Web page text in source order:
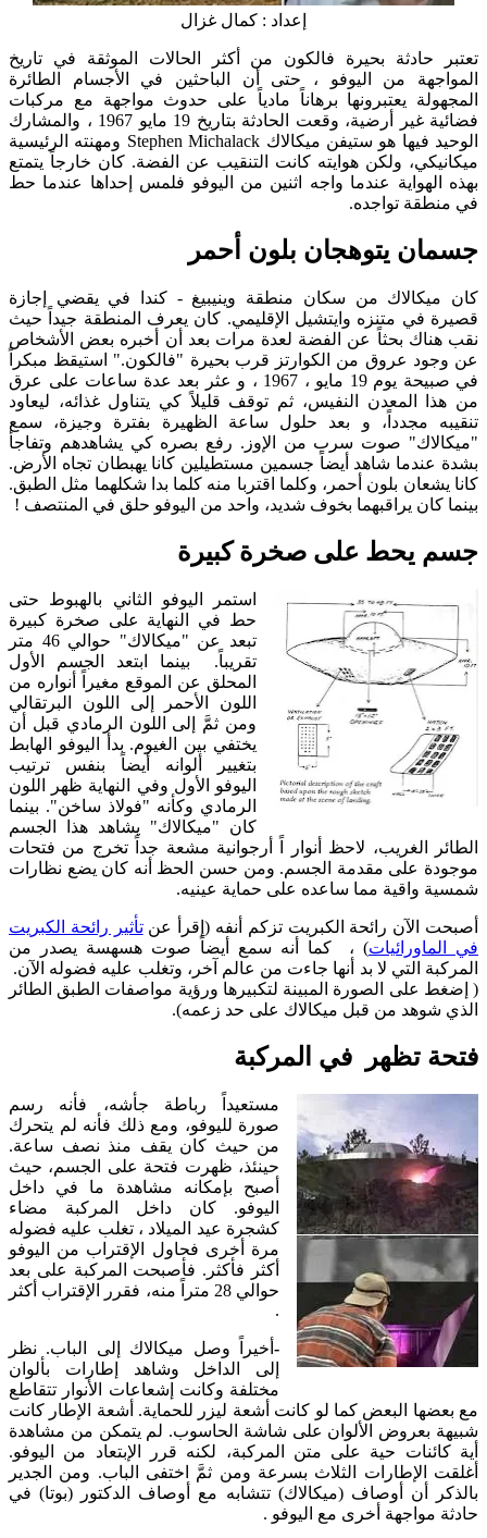
إعداد : كمال غزال
تعتبر حادثة بحيرة فالكون من أكثر الحالات الموثقة في تاريخ
المواجهة من اليوفو ، حتى أن الباحثين في الأجسام الطائرة
المجهولة يعتبرونها برهاناً مادياً على حدوث مواجهة مع مركبات
فضائية غير أرضية، وقعت الحادثة بتاريخ 19 مايو 1967 ، والمشارك
الوحيد فيها هو ستيفن ميكالاك Stephen Michalack ومهنته الرئيسية
ميكانيكي، ولكن هوايته كانت التنقيب عن الفضة. كان خارجاً يتمتع
بهذه الهواية عندما واجه اثنين من اليوفو فلمس إحداها عندما حط
في منطقة تواجده.
جسمان يتوهجان بلون أحمر
كان ميكالاك من سكان منطقة وينيبيغ - كندا في يقضي إجازة
قصيرة في متنزه وايتشيل الإقليمي. كان يعرف المنطقة جيداً حيث
نقب هناك بحثاً عن الفضة لعدة مرات بعد أن أخبره بعض الأشخاص
عن وجود عروق من الكوارتز قرب بحيرة "فالكون." استيقظ مبكراً
في صبيحة يوم 19 مايو ، 1967 ، و عثر بعد عدة ساعات على عرق
من هذا المعدن النفيس، ثم توقف قليلاً كي يتناول غذائه، ليعاود
تنقيبه مجدداً، و بعد حلول ساعة الظهيرة بفترة وجيزة، سمع
"ميكالاك" صوت سرب من الإوز. رفع بصره كي يشاهدهم وتفاجأ
بشدة عندما شاهد أيضاً جسمين مستطيلين كانا يهبطان تجاه الأرض.
كانا يشعان بلون أحمر، وكلما اقتربا منه كلما بدا شكلهما مثل الطبق.
بينما كان يراقبهما بخوف شديد، واحد من اليوفو حلق في المنتصف !
جسم يحط على صخرة كبيرة
استمر اليوفو الثاني بالهبوط حتى
حط في النهاية على صخرة كبيرة
تبعد عن "ميكالاك" حوالي 46 متر
تقريباً. بينما ابتعد الجسم الأول
المحلق عن الموقع مغيراً أنواره من
اللون الأحمر إلى اللون البرتقالي
ومن ثمَّ إلى اللون الرمادي قبل أن
يختفي بين الغيوم. بدأ اليوفو الهابط
بتغيير ألوانه أيضاً بنفس ترتيب
اليوفو الأول وفي النهاية ظهر اللون
الرمادي وكأنه "فولاذ ساخن". بينما
كان "ميكالاك" يشاهد هذا الجسم
الطائر الغريب، لاحظ أنوار اً أرجوانية مشعة جداً تخرج من فتحات
موجودة على مقدمة الجسم. ومن حسن الحظ أنه كان يضع نظارات
شمسية واقية مما ساعده على حماية عينيه.
أصبحت الآن رائحة الكبريت تزكم أنفه (إقرأ عنتأثير رائحة الكبريت
في الماورائيات) ، كما أنه سمع أيضاً صوت هسهسة يصدر من
المركبة التي لا بد أنها جاءت من عالم آخر، وتغلب عليه فضوله الآن.
( إضغط على الصورة المبينة لتكبيرها ورؤية مواصفات الطبق الطائر
الذي شوهد من قبل ميكالاك على حد زعمه).
فتحة تظهر في المركبة
مستعيداً رباطة جأشه، فأنه رسم
صورة لليوفو، ومع ذلك فأنه لم يتحرك
من حيث كان يقف منذ نصف ساعة.
حينئذ، ظهرت فتحة على الجسم، حيث
أصبح بإمكانه مشاهدة ما في داخل
اليوفو. كان داخل المركبة مضاء
كشجرة عيد الميلاد ، تغلب عليه فضوله
مرة أخرى فحاول الإقتراب من اليوفو
أكثر فأكثر. فأصبحت المركبة على بعد
حوالي 28 متراً منه، فقرر الإقتراب أكثر
أخيراً وصل ميكالاك إلى الباب. نظر
إلى الداخل وشاهد إطارات بألوان
مختلفة وكانت إشعاعات الأنوار تتقاطع
مع بعضها البعض كما لو كانت أشعة ليزر للحماية. أشعة الإطار كانت
شبيهة بعروض الألوان على شاشة الحاسوب. لم يتمكن من مشاهدة
أية كائنات حية على متن المركبة، لكنه قرر الإبتعاد من اليوفو.
أغلقت الإطارات الثلاث بسرعة ومن ثمَّ اختفى الباب. ومن الجدير
بالذكر أن أوصاف (ميكالاك) تتشابه مع أوصاف الدكتور (بوتا) في
حادثة مواجهة أخرى مع اليوفو .